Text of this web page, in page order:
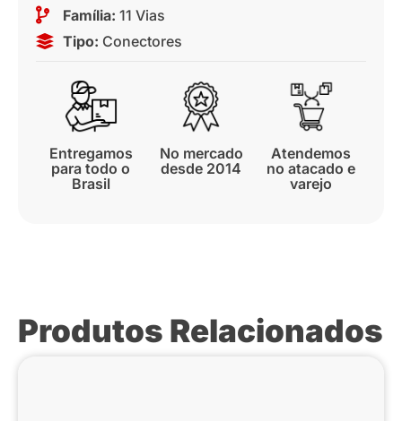
Família: 11 Vias
Tipo: Conectores
Entregamos
para todo o
Brasil
No mercado
desde 2014
Atendemos
no atacado e
varejo
Produtos Relacionados